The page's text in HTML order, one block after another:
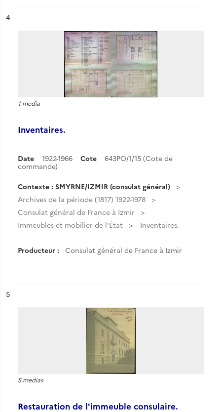
n°
4
1 media
Inventaires.
Date 1922-1966 Cote
643PO/1/15 (Cote de
commande)
Contexte : SMYRNE/IZMIR (consulat général)
Archives de la période (1817) 1922-1978
Consulat général de France à Izmir
Immeubles et mobilier de l'État
Inventaires.
Producteur : Consulat général de France à Izmir
n°
5
5 medias
Restauration de l'immeuble consulaire.